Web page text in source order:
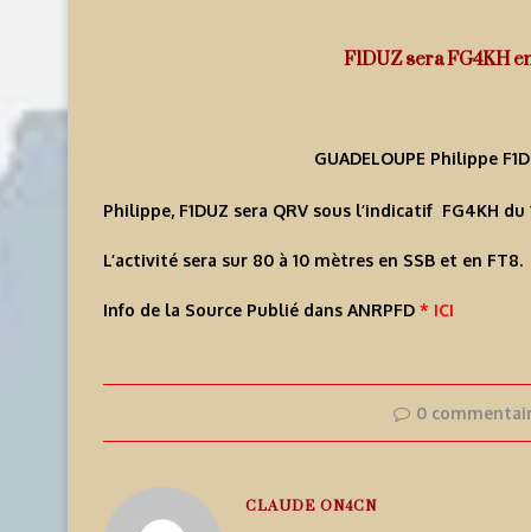
F1DUZ sera FG4KH
GUADELOUPE Philippe
Philippe, F1DUZ sera QRV sous l’indicatif FG4KH
L’activité sera sur 80 à 10 mètres en SSB et en FT8.
Info de la Source Publié dans ANRPFD * ICI
0
CLAUDE ON4CN